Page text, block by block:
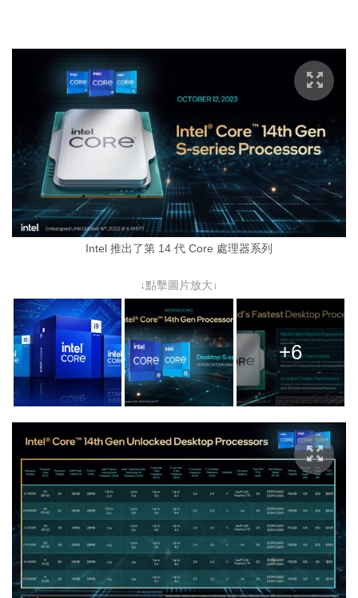
Intel 推出了第 14 代 Core 處理器系列
↓點擊圖片放大↓
+6